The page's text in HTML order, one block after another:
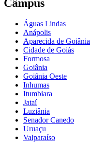
Câmpus
Águas Lindas
Anápolis
Aparecida de Goiânia
Cidade de Goiás
Formosa
Goiânia
Goiânia Oeste
Inhumas
Itumbiara
Jataí
Luziânia
Senador Canedo
Uruaçu
Valparaíso